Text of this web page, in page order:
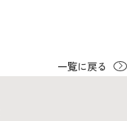
一覧に戻る